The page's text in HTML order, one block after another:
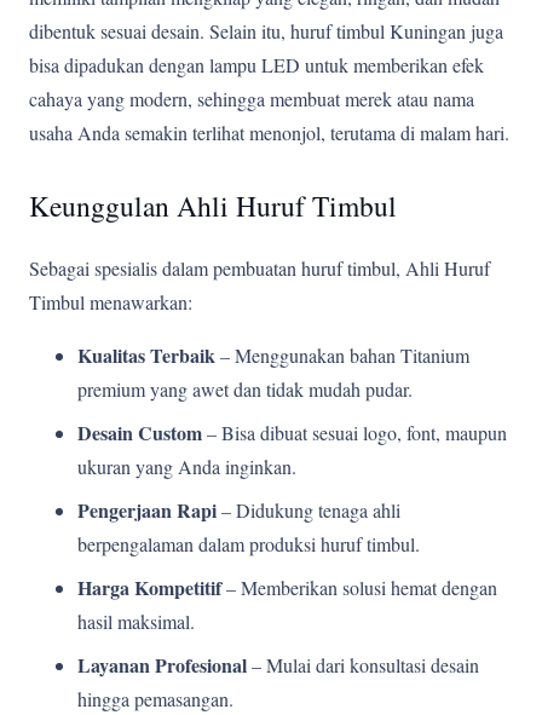
dibentuk sesuai desain. Selain itu, huruf timbul Kuningan juga
bisa dipadukan dengan lampu LED untuk memberikan efek
cahaya yang modern, sehingga membuat merek atau nama
usaha Anda semakin terlihat menonjol, terutama di malam hari.
Keunggulan Ahli Huruf Timbul
Sebagai spesialis dalam pembuatan huruf timbul, Ahli Huruf
Timbul menawarkan:
Kualitas Terbaik– Menggunakan bahan Titanium
premium yang awet dan tidak mudah pudar.
Desain Custom– Bisa dibuat sesuai logo, font, maupun
ukuran yang Anda inginkan.
Pengerjaan Rapi– Didukung tenaga ahli
berpengalaman dalam produksi huruf timbul.
Harga Kompetitif– Memberikan solusi hemat dengan
hasil maksimal.
Layanan Profesional– Mulai dari konsultasi desain
hingga pemasangan.